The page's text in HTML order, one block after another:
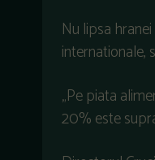
Nu lipsa
internationale,
„Pe piata
20% este